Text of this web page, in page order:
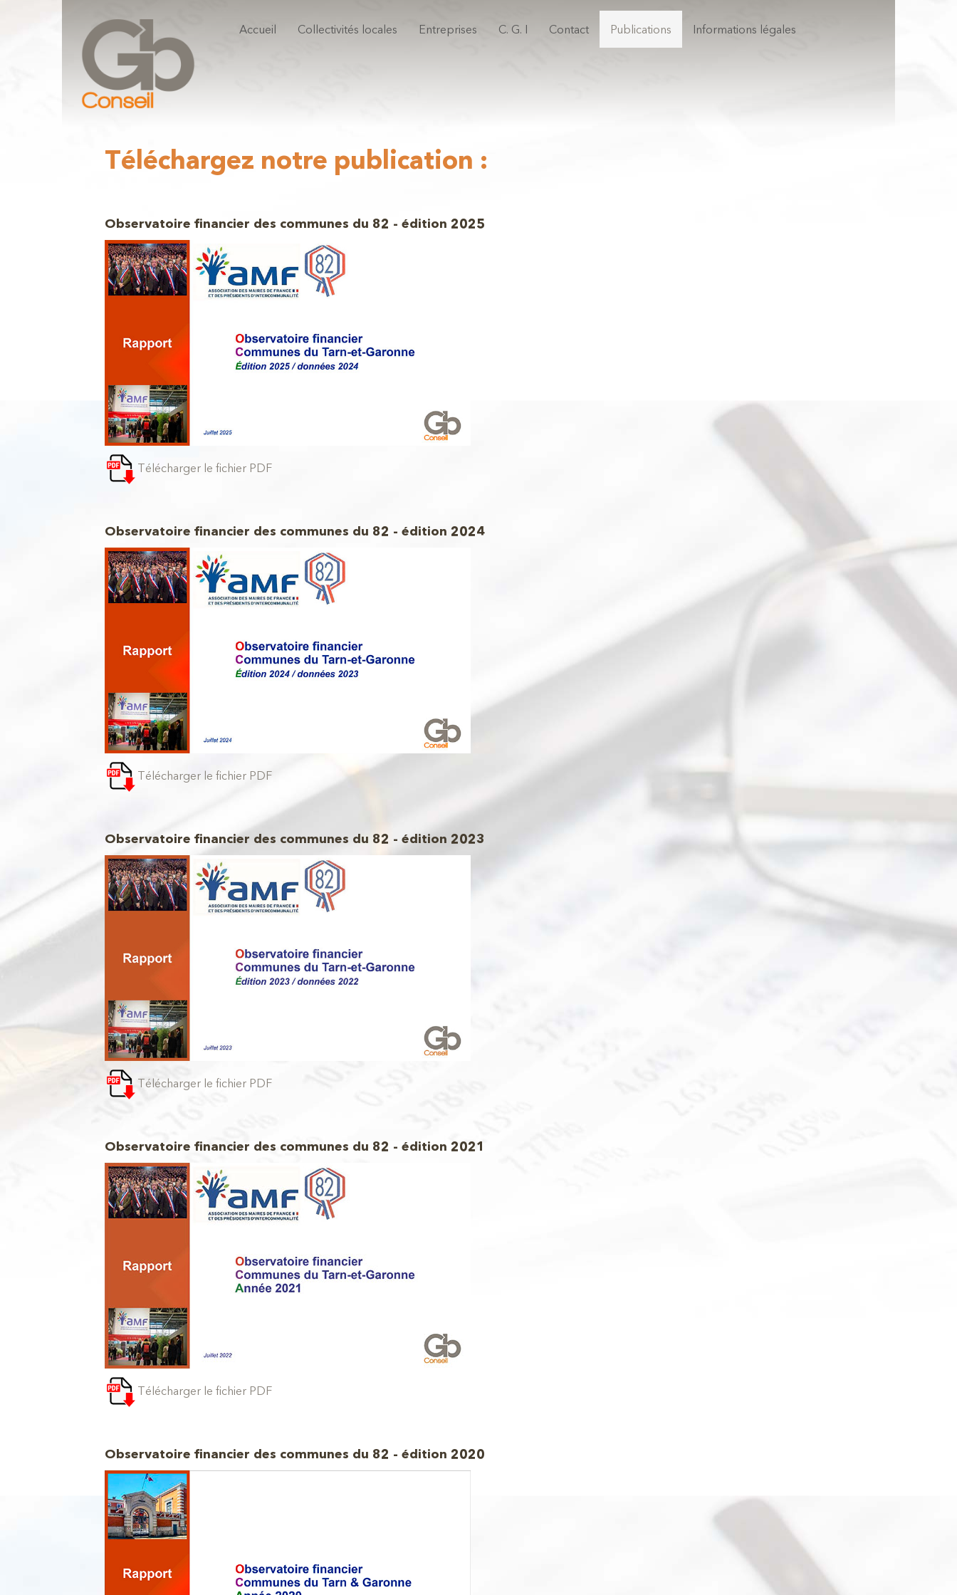
Accueil Collectivités locales Entreprises C. G. I Contact Publications Informations légales
Téléchargez notre publication :
Observatoire financier des communes du 82 - édition 2025
Télécharger le fichier PDF
Observatoire financier des communes du 82 - édition 2024
Télécharger le fichier PDF
Observatoire financier des communes du 82 - édition 2023
Télécharger le fichier PDF
Observatoire financier des communes du 82 - édition 2021
Télécharger le fichier PDF
Observatoire financier des communes du 82 - édition 2020